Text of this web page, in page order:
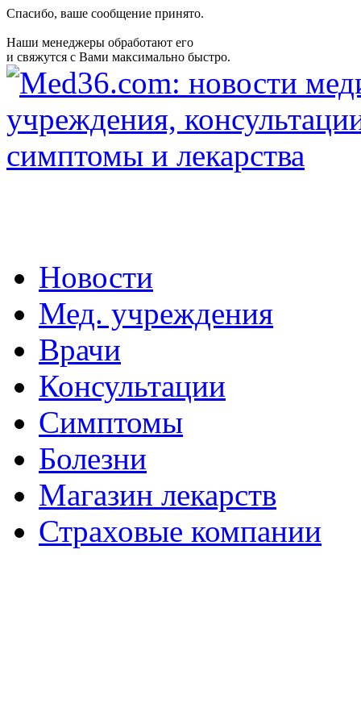
Спасибо, ваше сообщение принято.
Наши менеджеры обработают его
и свяжутся с Вами максимально быстро.
Новости
Мед. учреждения
Врачи
Консультации
Симптомы
Болезни
Магазин лекарств
Страховые компании